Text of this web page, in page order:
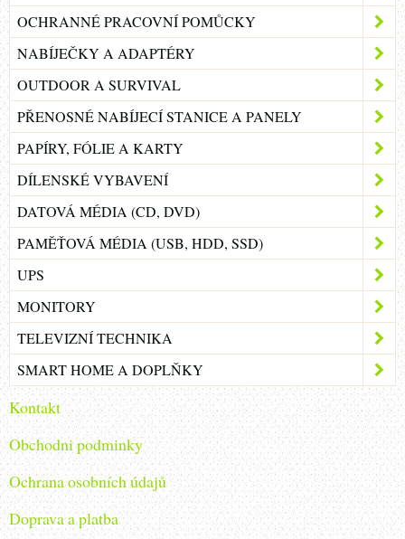
OCHRANNÉ PRACOVNÍ POMŮCKY
NABÍJEČKY A ADAPTÉRY
OUTDOOR A SURVIVAL
PŘENOSNÉ NABÍJECÍ STANICE A PANELY
PAPÍRY, FÓLIE A KARTY
DÍLENSKÉ VYBAVENÍ
DATOVÁ MÉDIA (CD, DVD)
PAMĚŤOVÁ MÉDIA (USB, HDD, SSD)
UPS
MONITORY
TELEVIZNÍ TECHNIKA
SMART HOME A DOPLŇKY
Kontakt
Obchodni podminky
Ochrana osobních údajů
Doprava a platba